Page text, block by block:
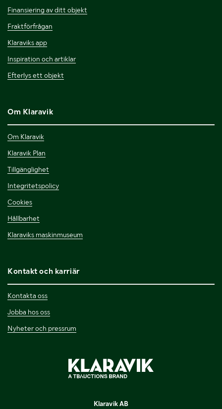
Finansiering av ditt objekt
Fraktförfrågan
Klaraviks app
Inspiration och artiklar
Efterlys ett objekt
Om Klaravik
Om Klaravik
Klaravik Plan
Tillgänglighet
Integritetspolicy
Cookies
Hållbarhet
Klaraviks maskinmuseum
Kontakt och karriär
Kontakta oss
Jobba hos oss
Nyheter och pressrum
Klaravik AB